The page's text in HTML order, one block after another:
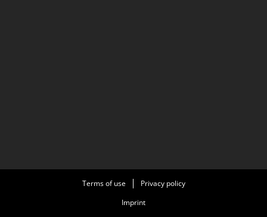
Terms of use
Privacy policy
Imprint